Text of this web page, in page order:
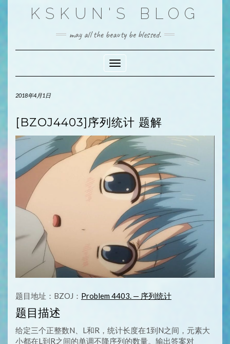
KSKUN'S BLOG
may all the beauty be blessed.
Toggle Navigation
2018年4月1日
[BZOJ4403]序列统计 题解
题目地址：BZOJ： Problem 4403. — 序列统计
题目描述
给定三个正整数N、L和R，统计长度在1到N之间，元素大
小都在L到R之间的单调不降序列的数量。输出答案对